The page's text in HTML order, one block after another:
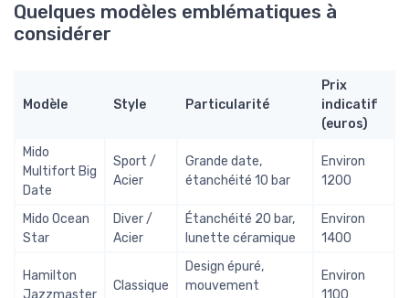
Quelques modèles emblématiques à
considérer
Modèle Style Particularité
Prix
indicatif
(euros)
Mido
Multifort Big
Date
Sport /
Acier
Grande date,
étanchéité 10 bar
Environ
1200
Mido Ocean
Star
Diver /
Acier
Étanchéité 20 bar,
lunette céramique
Environ
1400
Hamilton
Classique
Design épuré,
mouvement
Environ